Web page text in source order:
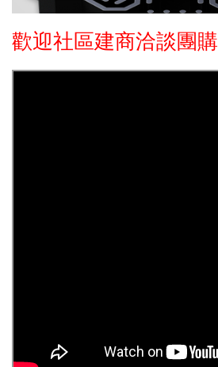
歡迎社區建商洽談團購